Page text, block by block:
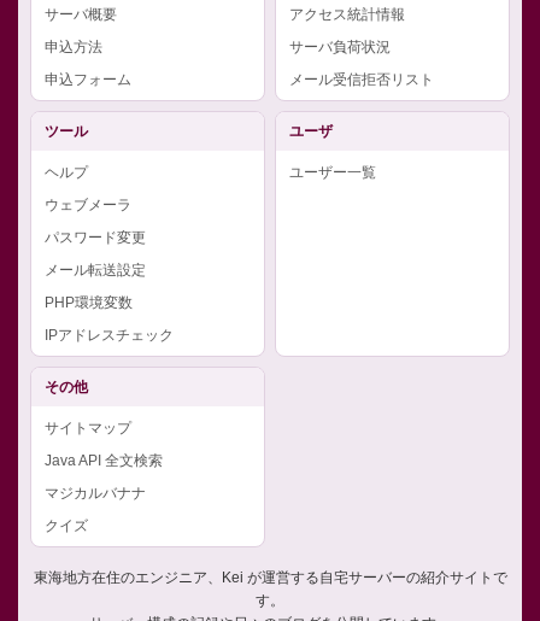
サーバ概要
申込方法
申込フォーム
アクセス統計情報
サーバ負荷状況
メール受信拒否リスト
ツール
ヘルプ
ウェブメーラ
パスワード変更
メール転送設定
PHP環境変数
IPアドレスチェック
ユーザ
ユーザー一覧
その他
サイトマップ
Java API 全文検索
マジカルバナナ
クイズ
東海地方在住のエンジニア、Kei が運営する自宅サーバーの紹介サイトで
す。